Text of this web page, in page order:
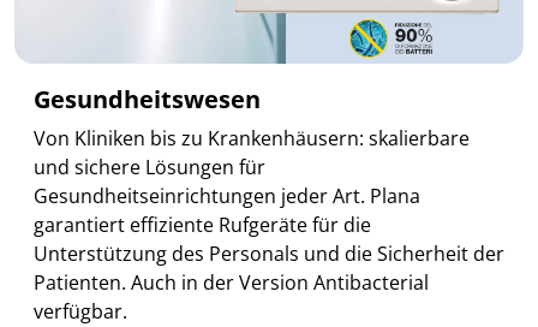
Gesundheitswesen
Von Kliniken bis zu Krankenhäusern: skalierbare
und sichere Lösungen für
Gesundheitseinrichtungen jeder Art. Plana
garantiert effiziente Rufgeräte für die
Unterstützung des Personals und die Sicherheit der
Patienten. Auch in der Version Antibacterial
verfügbar.